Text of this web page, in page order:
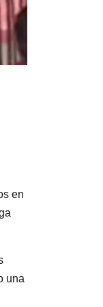
en
una